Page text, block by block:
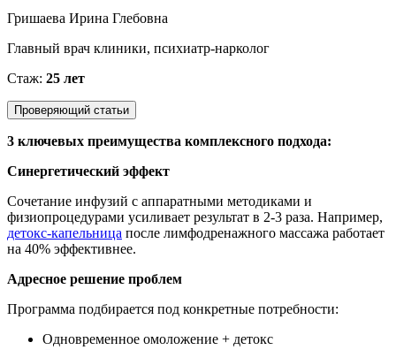
Гришаева Ирина Глебовна
Главный врач клиники, психиатр-нарколог
Стаж: 25 лет
Проверяющий статьи
3 ключевых преимущества комплексного подхода:
Синергетический эффект
Сочетание инфузий с аппаратными методиками и
физиопроцедурами усиливает результат в 2-3 раза. Например,
детокс-капельница после лимфодренажного массажа работает
на 40% эффективнее.
Адресное решение проблем
Программа подбирается под конкретные потребности:
Одновременное омоложение + детокс